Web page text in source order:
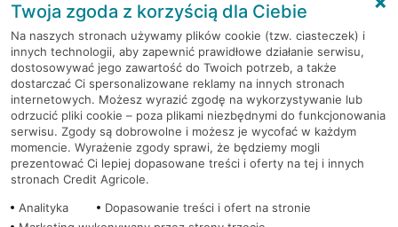
RODO
Regulamin serwisu
Mapa serwisu
PolitykaCookies
Twoja zgoda z korzyścią dla Ciebie
Na naszych stronach używamy plików cookie (tzw. ciasteczek) i
innych technologii, aby zapewnić prawidłowe działanie serwisu,
dostosowywać jego zawartość do Twoich potrzeb, a także
dostarczać Ci spersonalizowane reklamy na innych stronach
internetowych. Możesz wyrazić zgodę na wykorzystywanie lub
odrzucić pliki cookie – poza plikami niezbędnymi do funkcjonowania
serwisu. Zgody są dobrowolne i możesz je wycofać w każdym
momencie. Wyrażenie zgody sprawi, że będziemy mogli
prezentować Ci lepiej dopasowane treści i oferty na tej i innych
stronach Credit Agricole.
Analityka
Dopasowanie treści i ofert na stronie